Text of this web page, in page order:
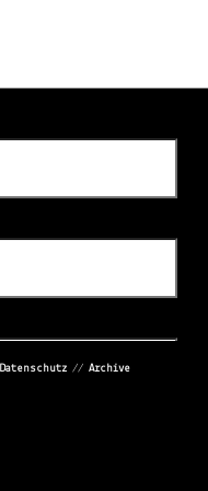
Datenschutz // Archive